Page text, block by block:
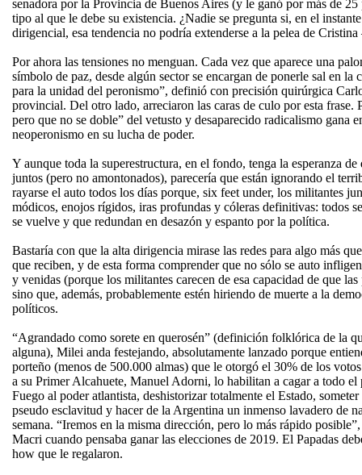
senadora por la Provincia de Buenos Aires (y le ganó por más de
tipo al que le debe su existencia. ¿Nadie se pregunta si, en el
dirigencial, esa tendencia no podría extenderse a la pelea de
Por ahora las tensiones no menguan. Cada vez que aparece una
símbolo de paz, desde algún sector se encargan de ponerle sal en
para la unidad del peronismo”, definió con precisión quirúrgica
provincial. Del otro lado, arreciaron las caras de culo por esta frase.
pero que no se doble” del vetusto y desaparecido radicalismo gana
neoperonismo en su lucha de poder.
Y aunque toda la superestructura, en el fondo, tenga la esperanza
juntos (pero no amontonados), parecería que están ignorando el
rayarse el auto todos los días porque, six feet under, los militantes
módicos, enojos rígidos, iras profundas y cóleras definitivas: todos
se vuelve y que redundan en desazón y espanto por la política.
Bastaría con que la alta dirigencia mirase las redes para algo más
que reciben, y de esta forma comprender que no sólo se auto
y venidas (porque los militantes carecen de esa capacidad de que
sino que, además, probablemente estén hiriendo de muerte a la
políticos.
“Agrandado como sorete en querosén” (definición folklórica de la
alguna), Milei anda festejando, absolutamente lanzado porque
porteño (menos de 500.000 almas) que le otorgó el 30% de los
a su Primer Alcahuete, Manuel Adorni, lo habilitan a cagar a todo
Fuego al poder atlantista, deshistorizar totalmente el Estado,
pseudo esclavitud y hacer de la Argentina un inmenso lavadero de
semana. “Iremos en la misma dirección, pero lo más rápido
Macri cuando pensaba ganar las elecciones de 2019. El Papadas
how que le regalaron.